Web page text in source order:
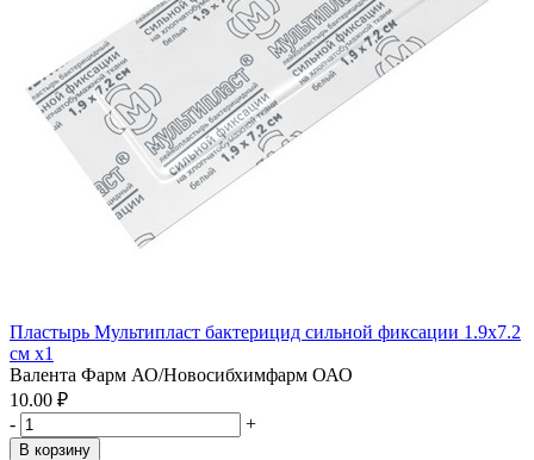
Пластырь Мультипласт бактерицид сильной фиксации 1.9х7.2
см x1
Валента Фарм АО/Новосибхимфарм ОАО
10.00 ₽
-
+
В корзину